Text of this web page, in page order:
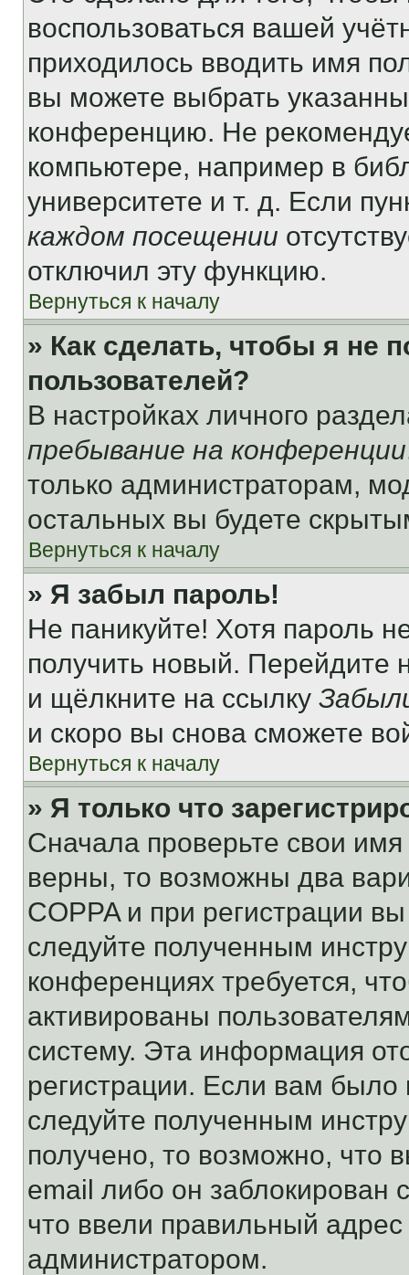
воспользоваться вашей
приходилось вводить имя
вы можете выбрать
конференцию. Не
компьютере, например в
университете и т. д. Если
каждом посещении
отключил эту функцию.
Вернуться к началу
» Как сделать, чтобы я не
пользователей?
В настройках личного
пребывание на конференции
только администраторам,
остальных вы будете
Вернуться к началу
» Я забыл пароль!
Не паникуйте! Хотя пароль
получить новый. Перейдите
и щёлкните на ссылку
и скоро вы снова сможете
Вернуться к началу
» Я только что
Сначала проверьте свои
верны, то возможны два
COPPA и при регистрации
следуйте полученным
конференциях требуется,
активированы
систему. Эта информация
регистрации. Если вам
следуйте полученным
получено, то возможно, что
email либо он
что ввели правильный адрес
администратором.